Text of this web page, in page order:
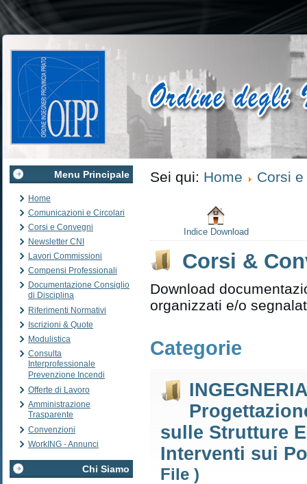
Menu Principale
Home
Comunicazioni e Circolari
Corsi e Convegni
Newsletter CNI
Lavori Commissioni
Compensi Professionali
Documentazione Consiglio
di Disciplina
Riferimenti Normativi
Iscrizioni & Quote
Modulistica
Consulta
Interprofessionale
Prevenzione Incendi
Offerte di Lavoro
Amministrazione
Trasparente
Convenzioni
WorkING - Annunci
Chi Siamo
Sei qui: Home Corsi
Indice Download
Corsi &
Download
organizzati e/o
Categorie
sulle Strutture
Interventi sui
File )